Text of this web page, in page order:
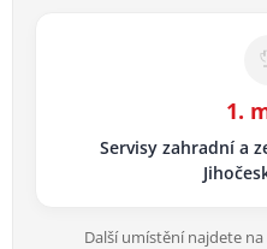
1.
Servisy zahradní a
Další umístění najdete